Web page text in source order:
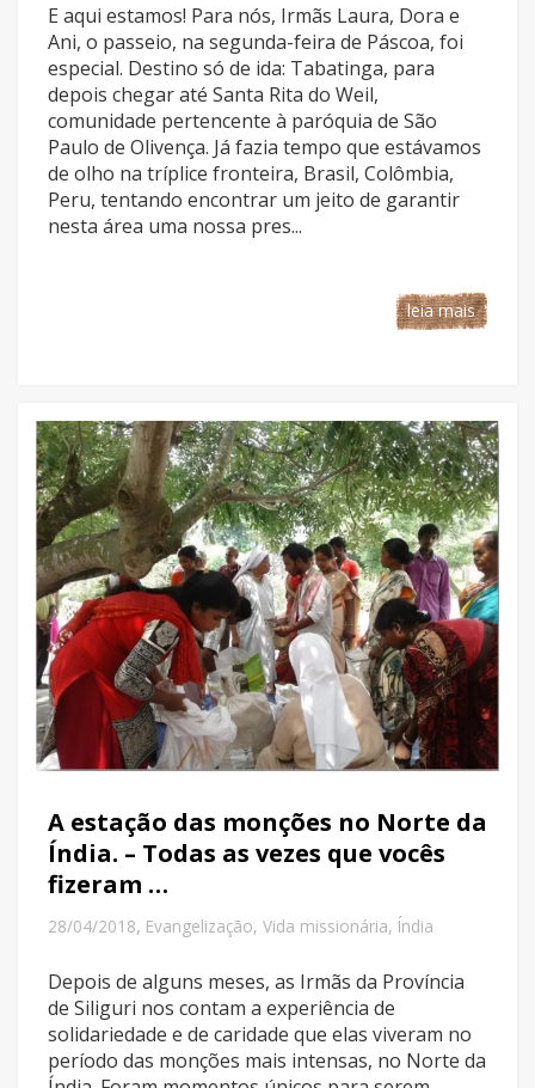
E aqui estamos! Para nós, Irmãs Laura, Dora e
Ani, o passeio, na segunda-feira de Páscoa, foi
especial. Destino só de ida: Tabatinga, para
depois chegar até Santa Rita do Weil,
comunidade pertencente à paróquia de São
Paulo de Olivença. Já fazia tempo que estávamos
de olho na tríplice fronteira, Brasil, Colômbia,
Peru, tentando encontrar um jeito de garantir
nesta área uma nossa pres...
leia mais
A estação das monções no Norte da
Índia. – Todas as vezes que vocês
fizeram …
28/04/2018, Evangelização, Vida missionária, Índia
Depois de alguns meses, as Irmãs da Província
de Siliguri nos contam a experiência de
solidariedade e de caridade que elas viveram no
período das monções mais intensas, no Norte da